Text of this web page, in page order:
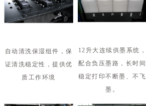
自动清洗保湿组件，保
证清洗稳定性，提供优
质工作环境
12升大连续供墨系统，
配合负 压墨路，长时间
稳定打印不断墨、不飞
墨。